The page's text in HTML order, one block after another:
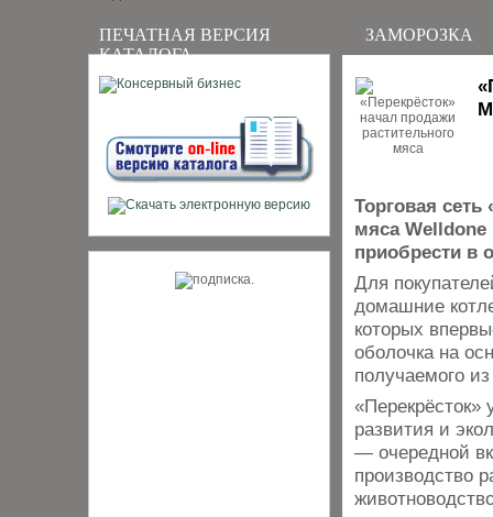
ПЕЧАТНАЯ ВЕРСИЯ
КАТАЛОГА
ЗАМОРОЗКА
Торговая сеть
мяса
приобрести в
Для
домашние
которых
оболочка на
получаемого
«Перекрёсток»
развития и
— очередной
производство